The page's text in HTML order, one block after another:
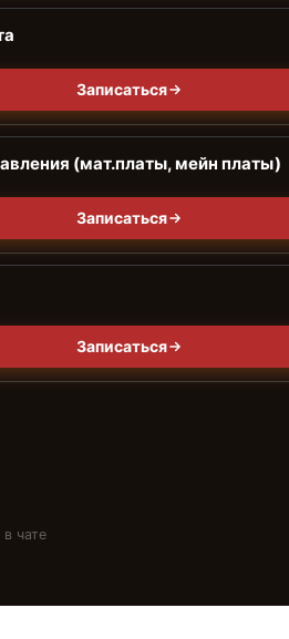
Записаться
(мат.платы, мейн платы)
Записаться
Записаться
чате